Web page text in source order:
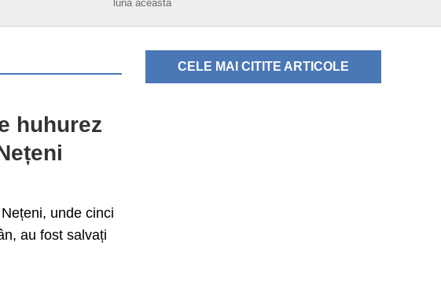
luna aceasta
huhurez
unde cinci
au fost salvați
CELE MAI CITITE ARTICOLE